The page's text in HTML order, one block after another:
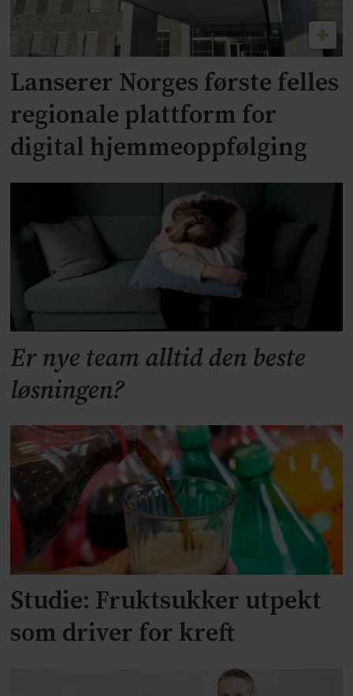
Lanserer Norges første felles
regionale plattform for
digital hjemmeoppfølging
Er nye team alltid den beste
løsningen?
Studie: Fruktsukker utpekt
som driver for kreft